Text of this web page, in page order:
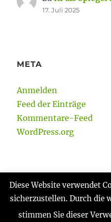
17. Juli 2025
META
Anmelden
Feed der Einträge
Kommentare-Feed
WordPress.org
Gabi Reinmann
präsentiert von WordPress
Diese Website verwendet
sicherzustellen. Durch die
stimmen Sie dieser